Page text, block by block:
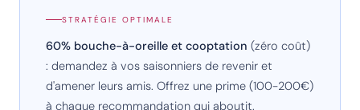
STRATÉGIE OPTIMALE
60% bouche-à-oreille et cooptation (zéro coût)
: demandez à vos saisonniers de revenir et
d'amener leurs amis. Offrez une prime (100-200€)
à chaque recommandation qui aboutit.